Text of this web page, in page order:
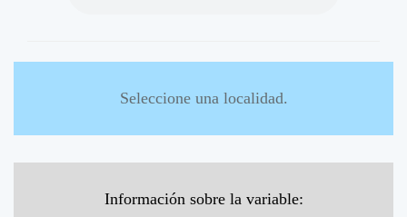
Seleccione una localidad.
Información sobre la variable: